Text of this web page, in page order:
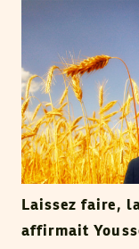
Laissez faire,
affirmait